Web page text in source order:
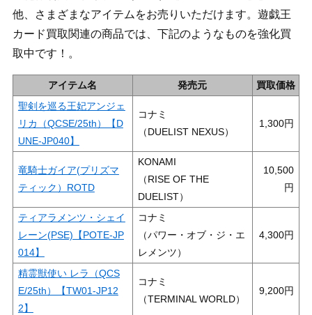
他、さまざまなアイテムをお売りいただけます。遊戯王
カード買取関連の商品では、下記のようなものを強化買
取中です！。
アイテム名 発売元
買取価格
聖剣を巡る王妃アンジェ
リカ（QCSE/25th）【D
UNE-JP040】
コナミ
（DUELIST NEXUS）
1,300
竜騎士ガイア(プリズマ
ティック）ROTD
KONAMI
（RISE OF THE
DUELIST）
10,500
ティアラメンツ・シェイ
レーン(PSE)【POTE-JP
014】
コナミ
（パワー・オブ・ジ・エ
レメンツ）
4,300
精霊獣使い レラ（QCS
E/25th）【TW01-JP12
2】
コナミ
（TERMINAL WORLD）
9,200